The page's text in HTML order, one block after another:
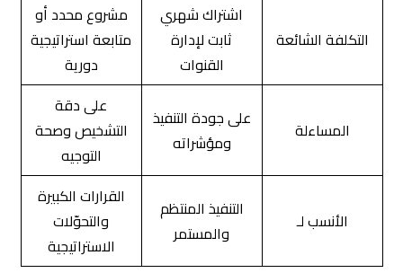
التكلفة الشائعة
اشتراك شهري
ثابت لإدارة
القنوات
مشروع محدد أو
متابعة استراتيجية
دورية
المساءلة
على جودة التنفيذ
ومؤشراته
على دقة
التشخيص وصحة
التوجيه
الأنسب لـ
التنفيذ المنتظم
والمستمر
القرارات الكبيرة
والتحوّلات
الاستراتيجية